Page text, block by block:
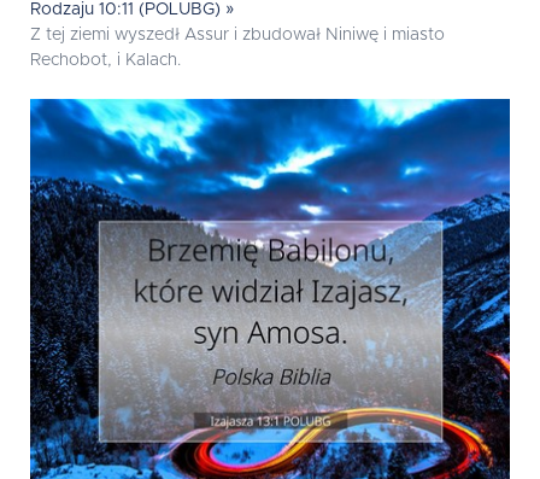
Rodzaju 10:11 (POLUBG) »
Z tej ziemi wyszedł Assur i zbudował Niniwę i miasto
Rechobot, i Kalach.